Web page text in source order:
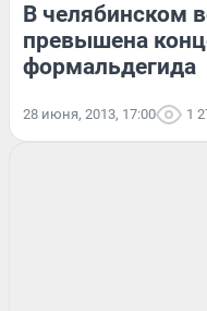
В челябинском
превышена
формальдегида
28 июня, 2013, 17:00 1